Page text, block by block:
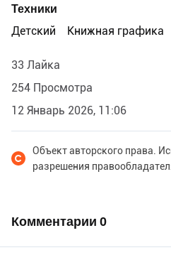
Техники
Детский
Книжная графика
33 Лайка
254 Просмотра
12 Январь 2026, 11:06
Объект авторского права.
разрешения
Комментарии 0